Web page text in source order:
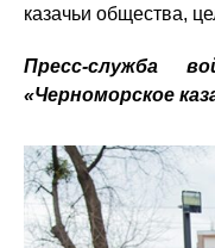
казачьи общества,
Пресс-служба
«Черноморское